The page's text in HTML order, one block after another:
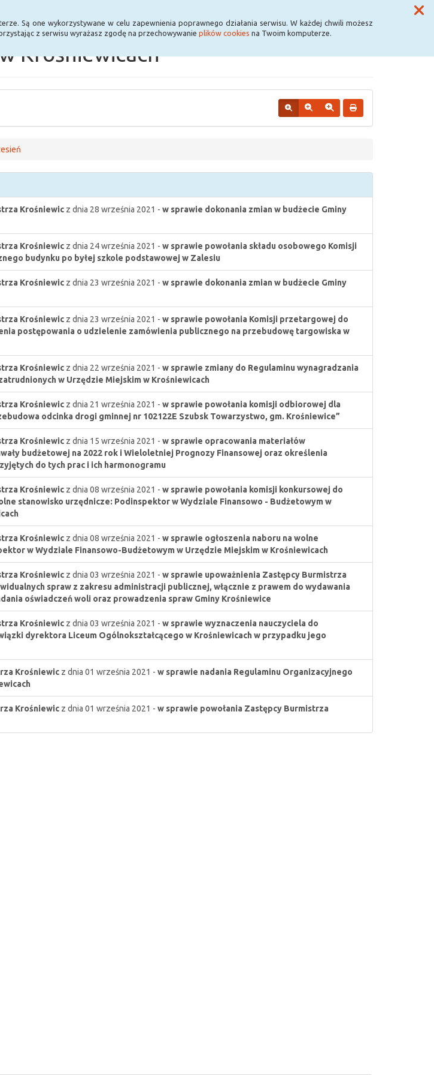
Są one wykorzystywane w celu zapewnienia poprawnego działania serwisu. W każdej chwili możesz
z serwisu wyrażasz zgodę na przechowywanie plików cookies na Twoim komputerze.
Krośniewicach
Krośniewicz dnia 28 września 2021 - w sprawie dokonania zmian w budżecie Gminy
Krośniewicz dnia 24 września 2021 - w sprawie powołania składu osobowego Komisji
budynku po byłej szkole podstawowej w Zalesiu
Krośniewicz dnia 23 września 2021 - w sprawie dokonania zmian w budżecie Gminy
Krośniewicz dnia 23 września 2021 - w sprawie powołania Komisji przetargowej do
postępowania o udzielenie zamówienia publicznego na przebudowę targowiska w
Krośniewicz dnia 22 września 2021 - w sprawie zmiany do Regulaminu wynagradzania
w Urzędzie Miejskim w Krośniewicach
Krośniewicz dnia 21 września 2021 - w sprawie powołania komisji odbiorowej dla
odcinka drogi gminnej nr 102122E Szubsk Towarzystwo, gm. Krośniewice”
Krośniewicz dnia 15 września 2021 - w sprawie opracowania materiałów
budżetowej na 2022 rok i Wieloletniej Prognozy Finansowej oraz określenia
do tych prac i ich harmonogramu
Krośniewicz dnia 08 września 2021 - w sprawie powołania komisji konkursowej do
stanowisko urzędnicze: Podinspektor w Wydziale Finansowo - Budżetowym w
Krośniewicz dnia 08 września 2021 - w sprawie ogłoszenia naboru na wolne
w Wydziale Finansowo-Budżetowym w Urzędzie Miejskim w Krośniewicach
Krośniewicz dnia 03 września 2021 - w sprawie upoważnienia Zastępcy Burmistrza
spraw z zakresu administracji publicznej, włącznie z prawem do wydawania
oświadczeń woli oraz prowadzenia spraw Gminy Krośniewice
Krośniewicz dnia 03 września 2021 - w sprawie wyznaczenia nauczyciela do
dyrektora Liceum Ogólnokształcącego w Krośniewicach w przypadku jego
Krośniewicz dnia 01 września 2021 - w sprawie nadania Regulaminu Organizacyjnego
Krośniewicz dnia 01 września 2021 - w sprawie powołania Zastępcy Burmistrza